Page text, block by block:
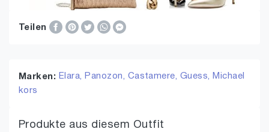
Teilen
Marken: Elara, Panozon, Castamere, Guess, Michael
kors
Produkte aus diesem Outfit